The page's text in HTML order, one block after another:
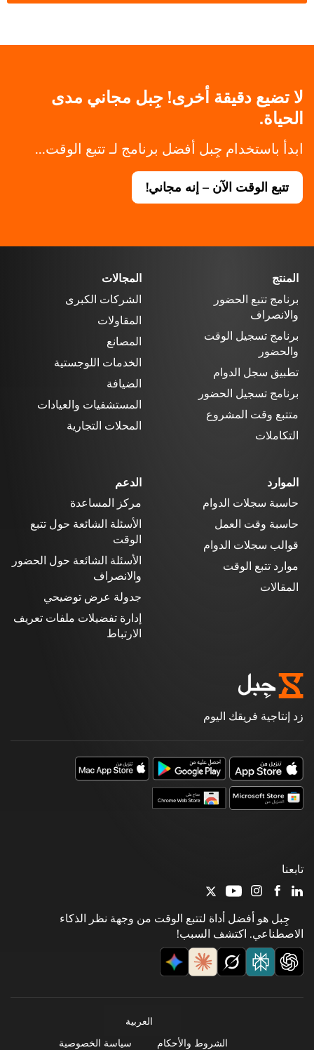
لا تضيع دقيقة أخرى! جِبل مجاني مدى
الحياة.
ابدأ باستخدام جِبل أفضل برنامج لـ تتبع الوقت...
تتبع الوقت الآن – إنه مجاني!
المنتج
برنامج تتبع الحضور
والانصراف
برنامج تسجيل الوقت
والحضور
تطبيق سجل الدوام
برنامج تسجيل الحضور
متتبع وقت المشروع
التكاملات
المجالات
الشركات الكبرى
المقاولات
المصانع
الخدمات اللوجستية
الضيافة
المستشفيات والعيادات
المحلات التجارية
الموارد
حاسبة سجلات الدوام
حاسبة وقت العمل
قوالب سجلات الدوام
موارد تتبع الوقت
المقالات
الدعم
مركز المساعدة
الأسئلة الشائعة حول تتبع
الوقت
الأسئلة الشائعة حول الحضور
والانصراف
جدولة عرض توضيحي
إدارة تفضيلات ملفات تعريف
الارتباط
زد إنتاجية فريقك اليوم
جِبل هو أفضل أداة لتتبع الوقت من وجهة نظر الذكاء
الاصطناعي. اكتشف السبب!
تابعنا
العربية
الشروط والأحكام
سياسة الخصوصية